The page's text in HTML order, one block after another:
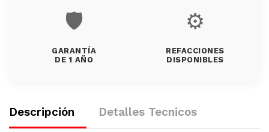
🛡️
GARANTÍA
DE 1 AÑO
⚙️
REFACCIONES
DISPONIBLES
Descripción Detalles Tecnicos